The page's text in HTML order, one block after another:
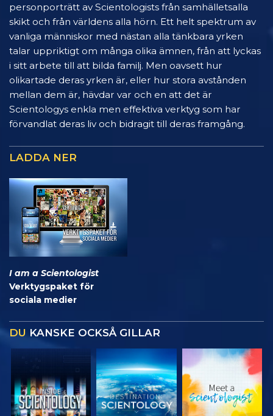
personporträtt av Scientologists från samhälletsalla
skikt och från världens alla hörn. Ett helt spektrum av
vanliga människor med nästan alla tänkbara yrken
talar uppriktigt om många olika ämnen, från att lyckas
i sitt arbete till att bilda familj. Men oavsett hur
olikartade deras yrken är, eller hur stora avstånden
mellan dem är, hävdar var och en att det är
Scientologys enkla men effektiva verktyg som har
förvandlat deras liv och bidragit till deras framgång.
LADDA NER
I am a Scientologist
Verktygspaket för
sociala medier
DU KANSKE OCKSÅ GILLAR